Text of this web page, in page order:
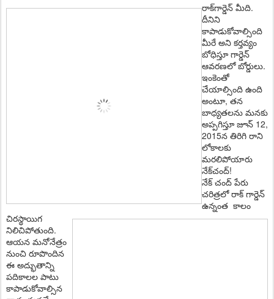
రాక్‌గార్డెన్ మీది.
దీనిని
కాపాడుకోవాల్సింది
మీరే అని క‌ర్త‌వ్యం
బోధిస్తూ గార్డెన్
ఆవ‌ర‌ణ‌లో బోర్డులు.
ఇంకెంతో
చేయాల్సింది ఉంది
అంటూ, త‌న
బాధ్య‌త‌ల‌ను మన‌కు
అప్ప‌గిస్తూ జూన్ 12,
2015న తిరిగి రాని
లోకాల‌కు
మ‌ర‌లిపోయారు
నేక్‌చంద్‌!
నేక్ చంద్ పేరు
చరిత్రలో రాక్ గార్డెన్
ఉన్నంత కాలం
చిరస్థాయిగ
నిలిచిపోతుంది.
ఆయ‌న మ‌నోనేత్రం
నుంచి రూపొందిన
ఈ అద్భుతాన్ని
ప‌దికాల‌ల పాటు
కాపాడుకోవాల్సిన